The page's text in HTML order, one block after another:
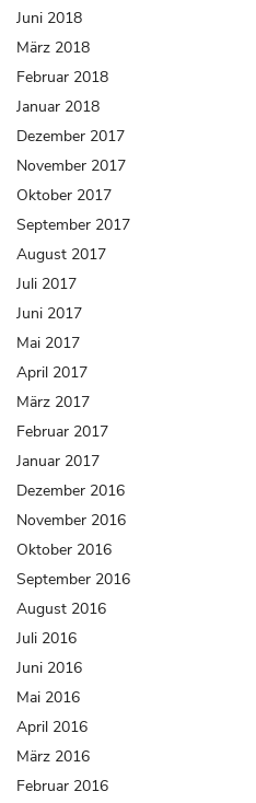
Juni 2018
März 2018
Februar 2018
Januar 2018
Dezember 2017
November 2017
Oktober 2017
September 2017
August 2017
Juli 2017
Juni 2017
Mai 2017
April 2017
März 2017
Februar 2017
Januar 2017
Dezember 2016
November 2016
Oktober 2016
September 2016
August 2016
Juli 2016
Juni 2016
Mai 2016
April 2016
März 2016
Februar 2016